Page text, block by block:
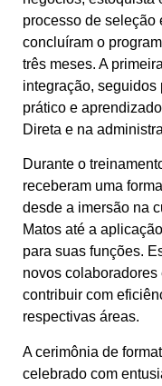
processo de seleção
concluíram o
três meses. A
integração,
prático e
Direta e na
Durante o
receberam uma
desde a imersão na
Matos até a
para suas funções.
novos
contribuir com
respectivas áreas.
A cerimônia de
celebrado com